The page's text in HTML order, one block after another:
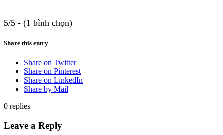
5/5 - (1 bình chọn)
Share this entry
Share on Twitter
Share on Pinterest
Share on LinkedIn
Share by Mail
0 replies
Leave a Reply